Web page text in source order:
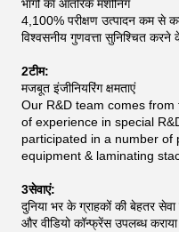
भागों का आंतरिक मशीनिंग
4,100% परीक्षण उत्पादन कम से
विश्वसनीय गुणवत्ता सुनिश्चित करने
2टीम:
मजबूत इंजीनियरिंग क्षमताएं
Our R&D team comes
of experience in special
participated in a number of
equipment & laminating
3सेवाएं:
दुनिया भर के ग्राहकों की बेहतर
और वीडियो कॉन्फ्रेंस उपलब्ध कराया